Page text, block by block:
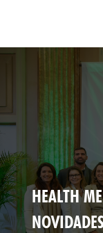
HEALTH